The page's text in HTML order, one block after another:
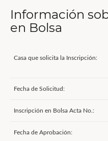
Información
en Bolsa
Casa que solicita la Inscripción:
Fecha de Solicitud:
Inscripción en Bolsa Acta No.:
Fecha de Aprobación: